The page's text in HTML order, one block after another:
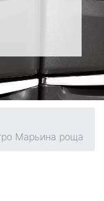
Марьина роща